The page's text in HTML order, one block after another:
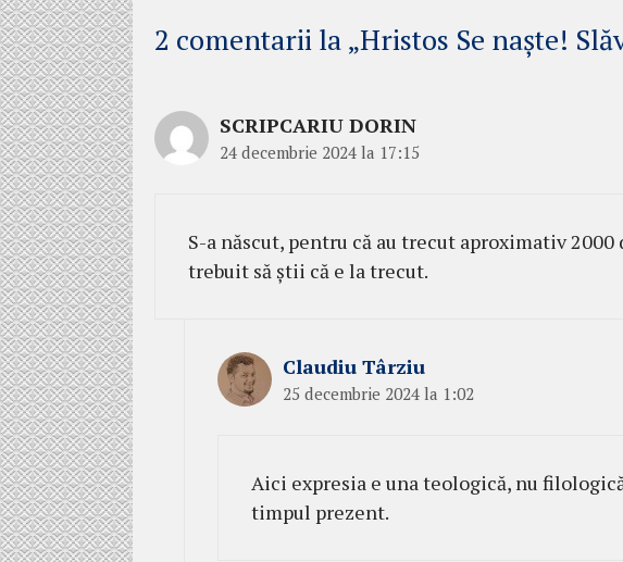
2 comentarii la „Hristos Se naște!
SCRIPCARIU DORIN
24 decembrie 2024 la 17:15
S-a născut, pentru că au trecut aproximativ
trebuit să știi că e la trecut.
Claudiu Târziu
25 decembrie 2024 la 1:02
Aici expresia e una teologică, nu
timpul prezent.